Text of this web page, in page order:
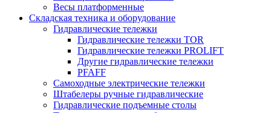
Весы платформенные
Складская техника и оборудование
Гидравлические тележки
Гидравлические тележки TOR
Гидравлические тележки PROLIFT
Другие гидравлические тележки
PFAFF
Самоходные электрические тележки
Штабелеры ручные гидравлические
Гидравлические подъемные столы